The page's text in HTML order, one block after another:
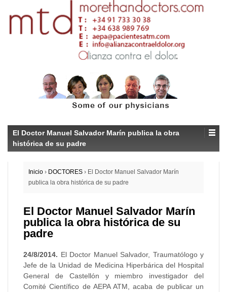
El Doctor Manuel Salvador Marín publica la obra
histórica de su padre
Inicio › DOCTORES › El Doctor Manuel Salvador Marín
publica la obra histórica de su padre
El Doctor Manuel Salvador Marín
publica la obra histórica de su
padre
24/8/2014. El Doctor Manuel Salvador, Traumatólogo y
Jefe de la Unidad de Medicina Hiperbárica del Hospital
General de Castellón y miembro investigador del
Comité Científico de AEPA ATM, acaba de publicar un